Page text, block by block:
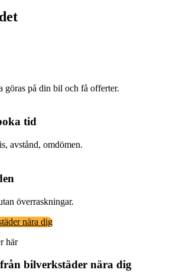
göras på din bil och få offerter.
tid
avstånd, omdömen.
överraskningar.
nära dig
här
bilverkstäder nära dig